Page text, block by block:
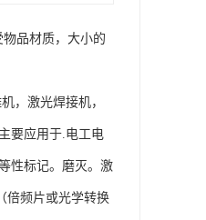
品材质，大小的
，激光焊接机，
要应用于.电工电
性标记。磨灭。激
频片或光学转换